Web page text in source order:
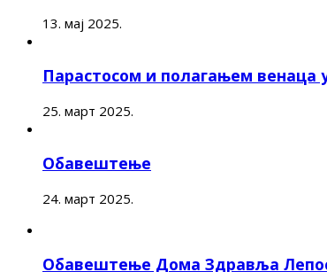
13. мај 2025.
Парастосом и полагањем венаца
25. март 2025.
Обавештење
24. март 2025.
Обавештење Дома Здравља